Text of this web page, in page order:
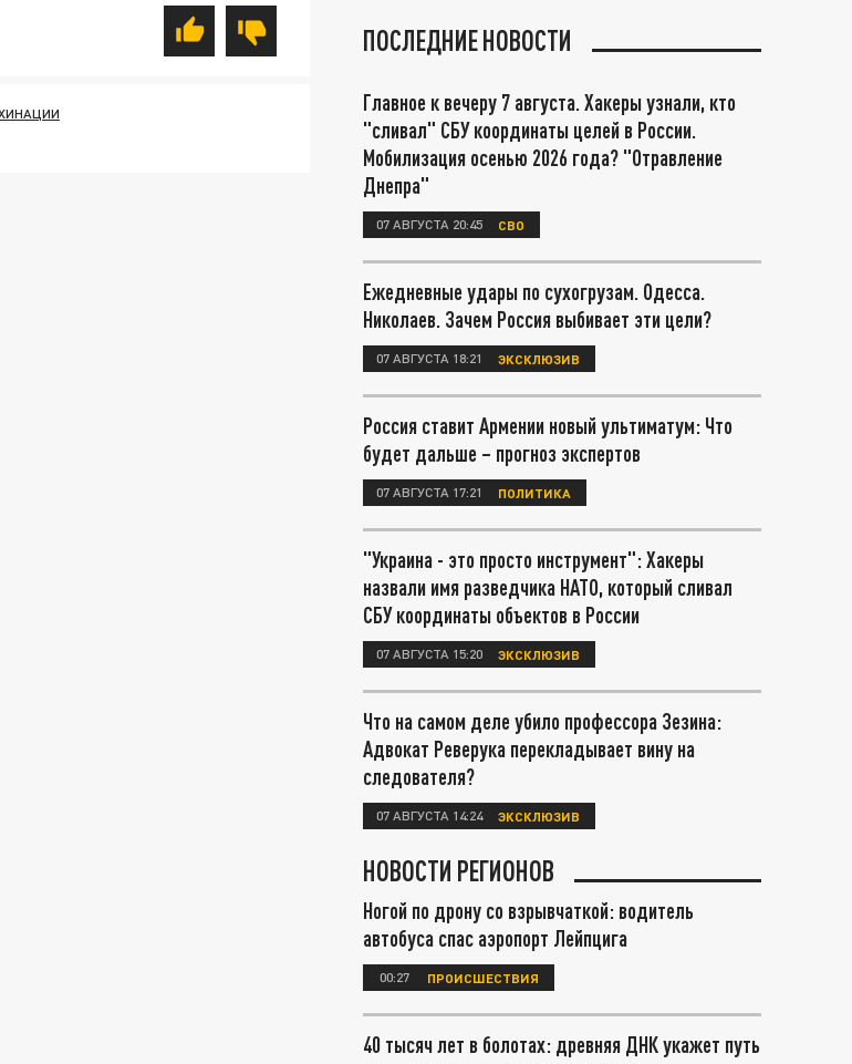
ПОСЛЕДНИЕ НОВОСТИ
Главное к вечеру 7 августа. Хакеры узнали, кто
"сливал" СБУ координаты целей в России.
Мобилизация осенью 2026 года? "Отравление
Днепра"
07 АВГУСТА 20:45 СВО
Ежедневные удары по сухогрузам. Одесса.
Николаев. Зачем Россия выбивает эти цели?
07 АВГУСТА 18:21 ЭКСКЛЮЗИВ
Россия ставит Армении новый ультиматум: Что
будет дальше – прогноз экспертов
07 АВГУСТА 17:21 ПОЛИТИКА
"Украина - это просто инструмент": Хакеры
назвали имя разведчика НАТО, который сливал
СБУ координаты объектов в России
07 АВГУСТА 15:20 ЭКСКЛЮЗИВ
Что на самом деле убило профессора Зезина:
Адвокат Реверука перекладывает вину на
следователя?
07 АВГУСТА 14:24 ЭКСКЛЮЗИВ
НОВОСТИ РЕГИОНОВ
Ногой по дрону со взрывчаткой: водитель
автобуса спас аэропорт Лейпцига
00:27 ПРОИСШЕСТВИЯ
40 тысяч лет в болотах: древняя ДНК укажет путь